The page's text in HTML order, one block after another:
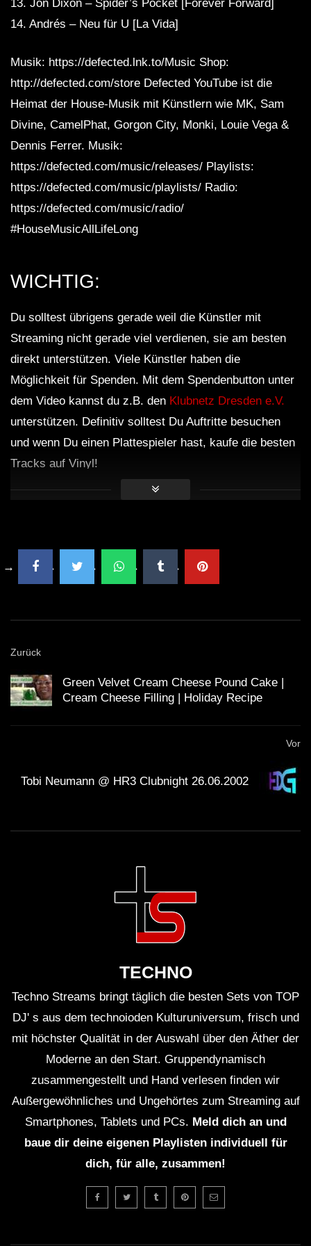
13. Jon Dixon – Spider’s Pocket [Forever Forward]
14. Andrés – Neu für U [La Vida]
Musik: https://defected.lnk.to/Music Shop:
http://defected.com/store Defected YouTube ist die
Heimat der House-Musik mit Künstlern wie MK, Sam
Divine, CamelPhat, Gorgon City, Monki, Louie Vega &
Dennis Ferrer. Musik:
https://defected.com/music/releases/ Playlists:
https://defected.com/music/playlists/ Radio:
https://defected.com/music/radio/
#HouseMusicAllLifeLong
WICHTIG:
Du solltest übrigens gerade weil die Künstler mit
Streaming nicht gerade viel verdienen, sie am besten
direkt unterstützen. Viele Künstler haben die
Möglichkeit für Spenden. Mit dem Spendenbutton unter
dem Video kannst du z.B. den Klubnetz Dresden e.V.
unterstützen. Definitiv solltest Du Auftritte besuchen
und wenn Du einen Plattespieler hast, kaufe die besten
Tracks auf Vinyl!
Zurück
Green Velvet Cream Cheese Pound Cake |
Cream Cheese Filling | Holiday Recipe
Vor
Tobi Neumann @ HR3 Clubnight 26.06.2002
TECHNO
Techno Streams bringt täglich die besten Sets von TOP
DJ' s aus dem technoioden Kulturuniversum, frisch und
mit höchster Qualität in der Auswahl über den Äther der
Moderne an den Start. Gruppendynamisch
zusammengestellt und Hand verlesen finden wir
Außergewöhnliches und Ungehörtes zum Streaming auf
Smartphones, Tablets und PCs. Meld dich an und
baue dir deine eigenen Playlisten individuell für
dich, für alle, zusammen!